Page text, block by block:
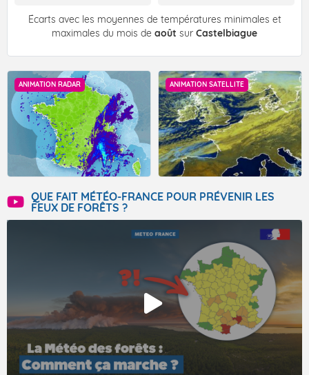
Écarts avec les moyennes de températures minimales et
maximales du mois de août sur Castelbiague
ANIMATION RADAR ANIMATION SATELLITE
QUE FAIT MÉTÉO-FRANCE POUR PRÉVENIR LES
FEUX DE FORÊTS ?